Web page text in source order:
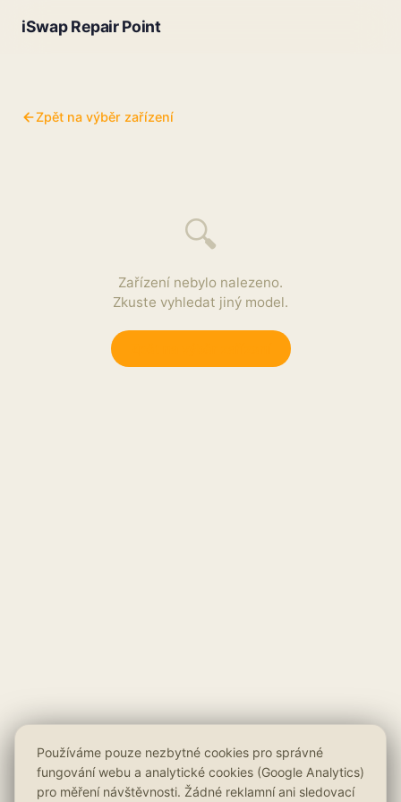
iSwap Repair Point
Zpět na výběr zařízení
🔍
Zařízení nebylo nalezeno.
Zkuste vyhledat jiný model.
Používáme pouze nezbytné cookies pro správné
fungování webu a analytické cookies (Google Analytics)
pro měření návštěvnosti. Žádné reklamní ani sledovací